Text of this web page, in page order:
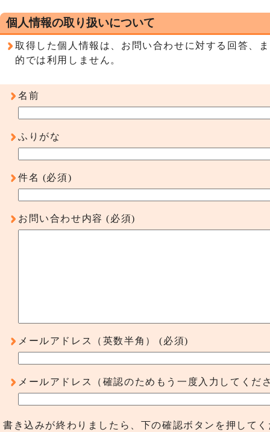
個人情報の取り扱いについて
取得した個人情報は、お問い合わせに対する回答、
的では利用しません。
名前
ふりがな
件名 (必須)
お問い合わせ内容 (必須)
メールアドレス（英数半角） (必須)
メールアドレス（確認のためもう一度入力してくだ
書き込みが終わりましたら、下の確認ボタンを押して